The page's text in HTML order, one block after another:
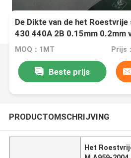
De Dikte van de het
430 440A 2B 0.15mm 0.2mm
2004
MOQ：1MT Prijs
Beste prijs
PRODUCTOMSCHRIJVING
Het